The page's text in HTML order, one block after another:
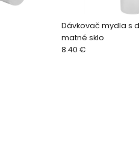
Dávkovač mydla s
matné sklo
8.40 €